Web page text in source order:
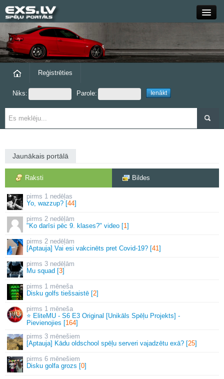
Grupas
Reģistrēties
Niks: Parole:
Jaunākais portālā
Raksti Bildes
1 nedēļas
Yo, wazzup? [44]
2 nedēļām
"Ko darīsi pēc 9. klases?" video [1]
2 nedēļām
[Aptauja] Vai esi vakcinēts pret Covid-19? [41]
3 nedēļām
Mu squad [3]
1 mēneša
Disku golfs tiešsaistē [2]
1 mēneša
⭐ EliteMU - S6 E3 Original [Unikāls Spēļu Projekts] -
Pievienojies [164]
3 mēnešiem
[Aptauja] Kādu oldschool spēļu serveri vajadzētu exā? [25]
6 mēnešiem
Disku golfa grozs [0]